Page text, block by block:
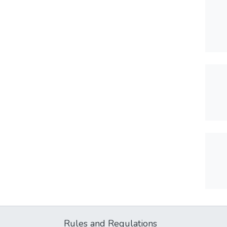
Rules and Regulations